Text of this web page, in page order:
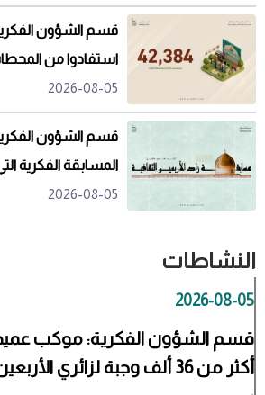
استفادوا من
2026-08-05
المسابقة الفكرية
2026-08-05
النشاطات
2026-08-05
قسم الشؤون الفكرية: موكب
أكثر من 36 ألف وجبة لزائري الأربعين...